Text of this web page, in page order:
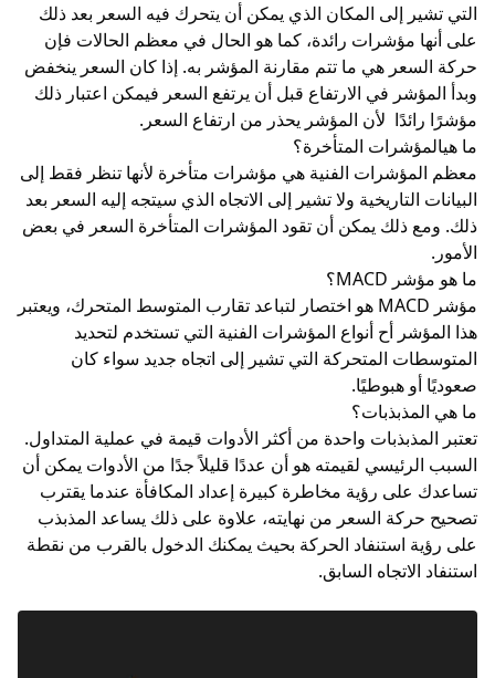
التي تشير إلى المكان الذي يمكن أن يتحرك فيه السعر بعد ذلك
على أنها مؤشرات رائدة، كما هو الحال في معظم الحالات فإن
حركة السعر هي ما تتم مقارنة المؤشر به. إذا كان السعر ينخفض ​​
وبدأ المؤشر في الارتفاع قبل أن يرتفع السعر فيمكن اعتبار ذلك
مؤشرًا رائدًا لأن المؤشر يحذر من ارتفاع السعر.
ما هيالمؤشرات المتأخرة؟
معظم المؤشرات الفنية هي مؤشرات متأخرة لأنها تنظر فقط إلى
البيانات التاريخية ولا تشير إلى الاتجاه الذي سيتجه إليه السعر بعد
ذلك. ومع ذلك يمكن أن تقود المؤشرات المتأخرة السعر في بعض
الأمور.
ما هو مؤشر MACD؟
مؤشر MACD هو اختصار لتباعد تقارب
المتوسط ​​المتحرك، ويعتبر
هذا المؤشر أح أنواع المؤشرات الفنية التي تستخدم لتحديد
المتوسطات المتحركة التي تشير إلى اتجاه جديد سواء كان
صعوديًا أو هبوطيًا.
ما هي المذبذبات؟
تعتبر المذبذبات واحدة من أكثر الأدوات قيمة في عملية المتداول.
السبب الرئيسي لقيمته هو أن عددًا قليلاً جدًا من الأدوات يمكن أن
تساعدك على رؤية مخاطرة كبيرة إعداد المكافأة عندما يقترب
تصحيح حركة السعر من نهايته، علاوة على ذلك يساعد المذبذب
على رؤية استنفاد الحركة بحيث يمكنك الدخول بالقرب من نقطة
استنفاد الاتجاه السابق.